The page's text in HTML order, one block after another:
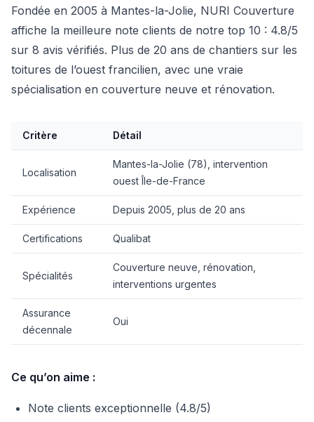
Fondée en 2005 à Mantes-la-Jolie, NURI Couverture
affiche la meilleure note clients de notre top 10 : 4.8/5
sur 8 avis vérifiés. Plus de 20 ans de chantiers sur les
toitures de l’ouest francilien, avec une vraie
spécialisation en couverture neuve et rénovation.
Critère Détail
Localisation
Mantes-la-Jolie (78), intervention
ouest Île-de-France
Expérience Depuis 2005, plus de 20 ans
Certifications Qualibat
Spécialités
Couverture neuve, rénovation,
interventions urgentes
Assurance
décennale
Oui
Ce qu’on aime :
Note clients exceptionnelle (4.8/5)